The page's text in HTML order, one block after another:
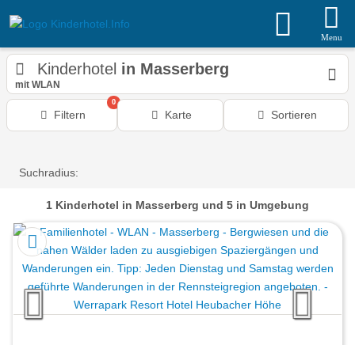
Menu
Kinderhotel in Masserberg
mit WLAN
Filtern
0
Karte Sortieren
Suchradius:
1 Kinderhotel in Masserberg und 5 in Umgebung